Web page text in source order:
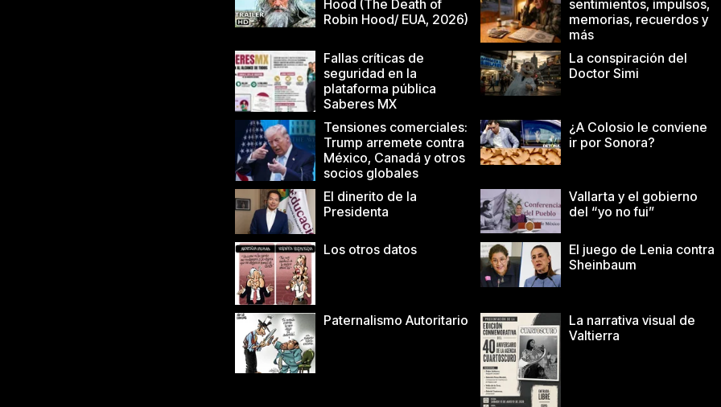
Hood (The Death of
Robin Hood/ EUA, 2026)
sentimientos, impulsos,
memorias, recuerdos y
más
Fallas críticas de
seguridad en la
plataforma pública
Saberes MX
La conspiración del
Doctor Simi
Tensiones comerciales:
Trump arremete contra
México, Canadá y otros
socios globales
¿A Colosio le conviene
ir por Sonora?
El dinerito de la
Presidenta
Vallarta y el gobierno
del “yo no fui”
Los otros datos
El juego de Lenia contra
Sheinbaum
Paternalismo Autoritario
La narrativa visual de
Valtierra